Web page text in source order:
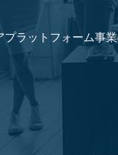
プラットフォーム事